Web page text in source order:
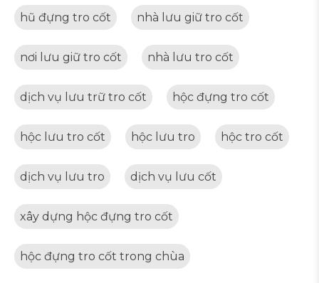
hũ đựng tro cốt nhà lưu giữ tro cốt
nơi lưu giữ tro cốt nhà lưu tro cốt
dịch vụ lưu trữ tro cốt hộc đựng tro cốt
hộc lưu tro cốt hộc lưu tro hộc tro cốt
dịch vụ lưu tro dịch vụ lưu cốt
xây dựng hộc đựng tro cốt
hộc đựng tro cốt trong chùa